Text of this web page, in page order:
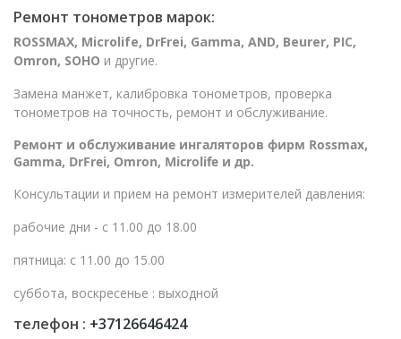
Ремонт тонометров марок:
ROSSMAX, Microlife, DrFrei, Gamma, AND, Beurer, PIC,
Omron, SOHO и другие.
Замена манжет, калибровка тонометров, проверка
тонометров на точность, ремонт и обслуживание.
Ремонт и обслуживание ингаляторов фирм Rossmax,
Gamma, DrFrei, Omron, Microlife и др.
Консультации и прием на ремонт измерителей давления:
рабочие дни - с 11.00 до 18.00
пятница: с 11.00 до 15.00
суббота, воскресенье : выходной
телефон : +37126646424